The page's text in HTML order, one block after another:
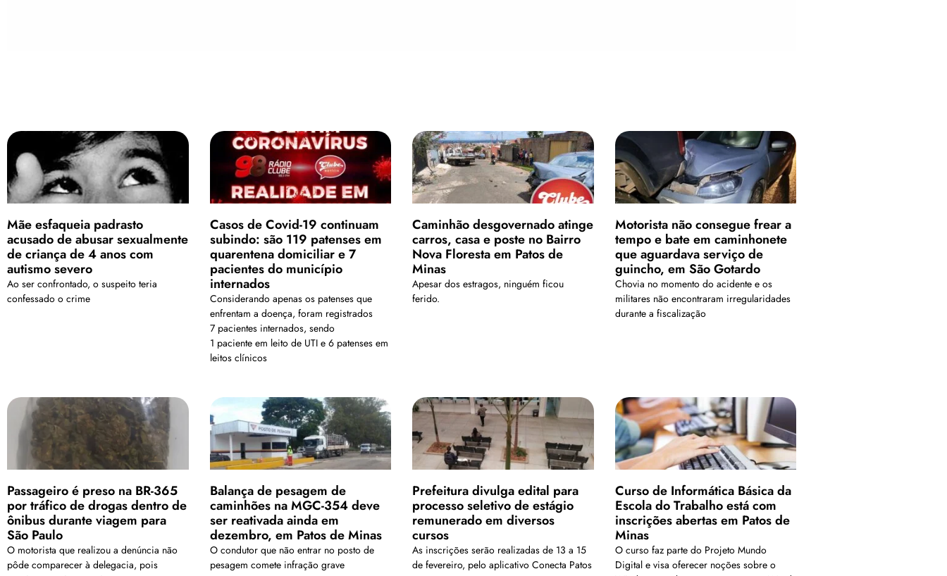
Mãe esfaqueia padrasto
acusado de abusar sexualmente
de criança de 4 anos com
autismo severo
Ao ser confrontado, o suspeito teria
confessado o crime
Casos de Covid-19 continuam
subindo: são 119 patenses em
quarentena domiciliar e 7
pacientes do município
internados
Considerando apenas os patenses que
enfrentam a doença, foram registrados
7 pacientes internados, sendo
1 paciente em leito de UTI e 6 patenses em
leitos clínicos
Caminhão desgovernado atinge
carros, casa e poste no Bairro
Nova Floresta em Patos de
Minas
Apesar dos estragos, ninguém ficou
ferido.
Motorista não consegue frear a
tempo e bate em caminhonete
que aguardava serviço de
guincho, em São Gotardo
Chovia no momento do acidente e os
militares não encontraram irregularidades
durante a fiscalização
Passageiro é preso na BR-365
por tráfico de drogas dentro de
ônibus durante viagem para
São Paulo
O motorista que realizou a denúncia não
pôde comparecer à delegacia, pois
Balança de pesagem de
caminhões na MGC-354 deve
ser reativada ainda em
dezembro, em Patos de Minas
O condutor que não entrar no posto de
pesagem comete infração grave
Prefeitura divulga edital para
processo seletivo de estágio
remunerado em diversos
cursos
As inscrições serão realizadas de 13 a 15
de fevereiro, pelo aplicativo Conecta Patos
Curso de Informática Básica da
Escola do Trabalho está com
inscrições abertas em Patos de
Minas
O curso faz parte do Projeto Mundo
Digital e visa oferecer noções sobre o